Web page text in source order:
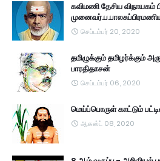
கவிமணி தேசிய விநாயகம்
செப்டம்பர் 20, 2020
தமிழுக்கும் தமிழர்க்கும்
பாரதிதாசன்
செப்டம்பர் 06, 2020
மெய்ப்பொருள் காட்டும்
ஆகஸ்ட் 08, 2020